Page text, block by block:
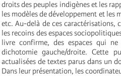
droits des peuples indigènes et les
les modèles de développement et les
etc. Au-delà de ces caractérisations,
les recoins des espaces
livre confirme, des espaces qui
dichotomie gauche/droite. Cette
actualisées de textes parus dans un
Dans leur présentation, les